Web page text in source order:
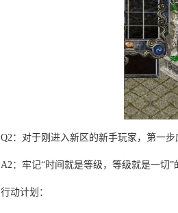
Q2：对于刚进入新区的新手玩家，第一步
A2：牢记“时间就是等级，等级就是一切”
行动计划：